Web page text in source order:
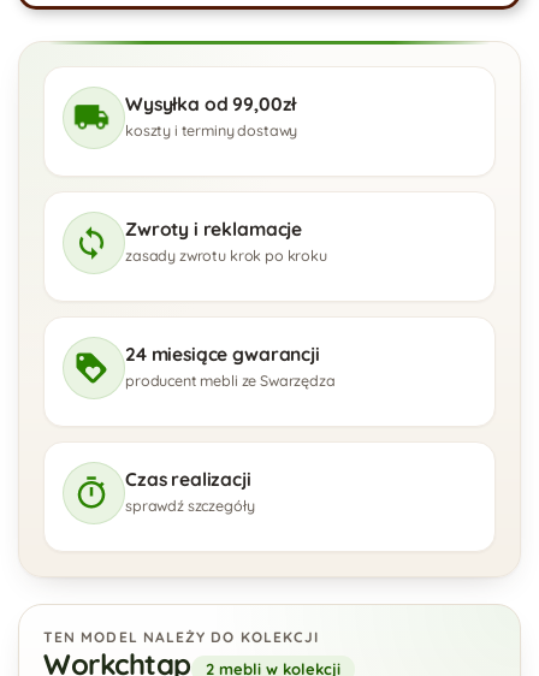
Wysyłka od 99,00zł
koszty i terminy dostawy
Zwroty i reklamacje
zasady zwrotu krok po kroku
24 miesiące gwarancji
producent mebli ze Swarzędza
Czas realizacji
sprawdź szczegóły
TEN MODEL NALEŻY DO KOLEKCJI
Workchtap 2 mebli w kolekcji